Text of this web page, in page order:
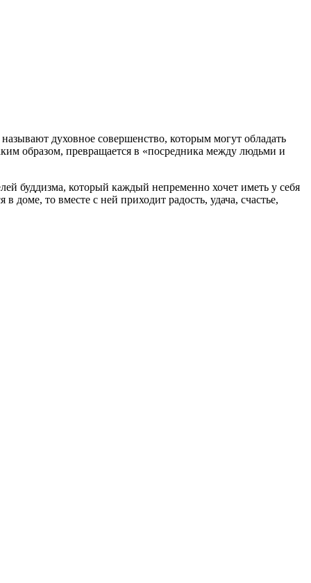
духовное совершенство, которым могут обладать
образом, превращается в «посредника между людьми и
буддизма, который каждый непременно хочет иметь у себя
в доме, то вместе с ней приходит радость, удача, счастье,